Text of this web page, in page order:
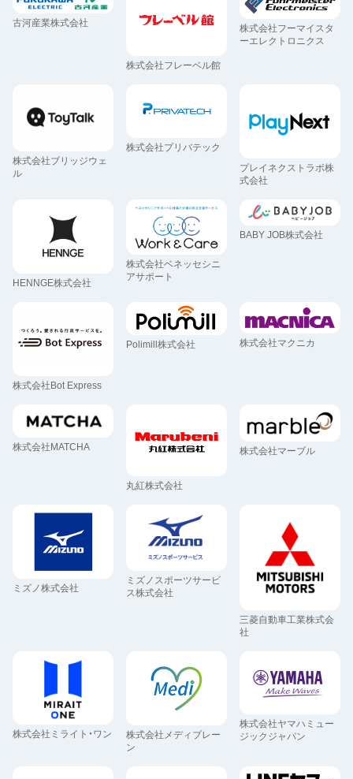
古河産業株式会社
株式会社フレーベル館
株式会社フーマイスタ
ーエレクトロニクス
株式会社ブリッジウェ
ル
株式会社プリバテック
プレイネクストラボ株
式会社
HENNGE株式会社
株式会社ベネッセシニ
アサポート
BABY JOB株式会社
株式会社Bot Express
Polimill株式会社 株式会社マクニカ
株式会社MATCHA
丸紅株式会社
株式会社マーブル
ミズノ株式会社
ミズノスポーツサービ
ス株式会社
三菱自動車工業株式会
社
株式会社ミライト・ワン
株式会社メディブレー
ン
株式会社ヤマハミュー
ジックジャパン